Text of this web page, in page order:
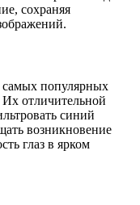
сохраняя
популярных
отличительной
синий
возникновение
глаз в ярком